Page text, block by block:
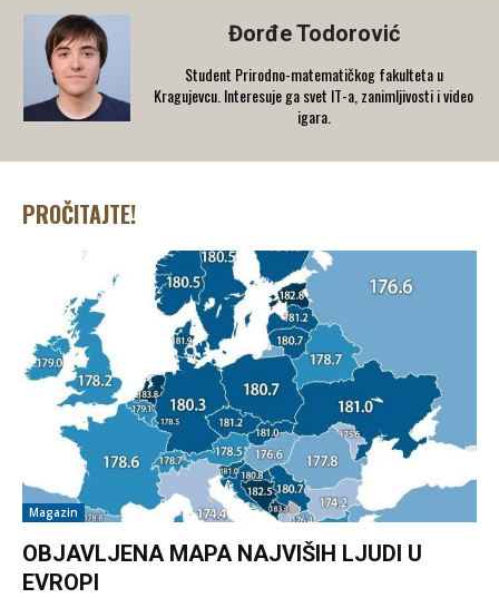
Đorđe Todorović
Student Prirodno-matematičkog fakulteta u
Kragujevcu. Interesuje ga svet IT-a, zanimljivosti i video
igara.
PROČITAJTE!
Magazin
OBJAVLJENA MAPA NAJVIŠIH LJUDI U
EVROPI